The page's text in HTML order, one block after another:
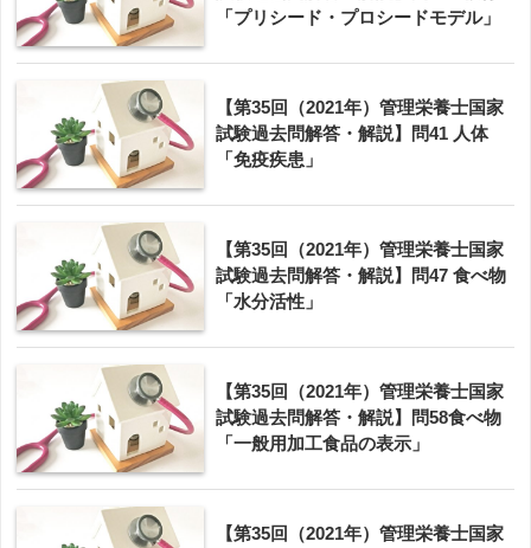
「プリシード・プロシードモデル」
【第35回（2021年）管理栄養士国家
試験過去問解答・解説】問41 人体
「免疫疾患」
【第35回（2021年）管理栄養士国家
試験過去問解答・解説】問47 食べ物
「水分活性」
【第35回（2021年）管理栄養士国家
試験過去問解答・解説】問58食べ物
「一般用加工食品の表示」
【第35回（2021年）管理栄養士国家